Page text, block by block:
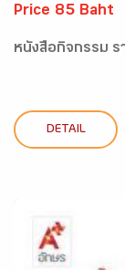
Price 85 Baht
หนังสือกิจกรรม ร
DETAIL